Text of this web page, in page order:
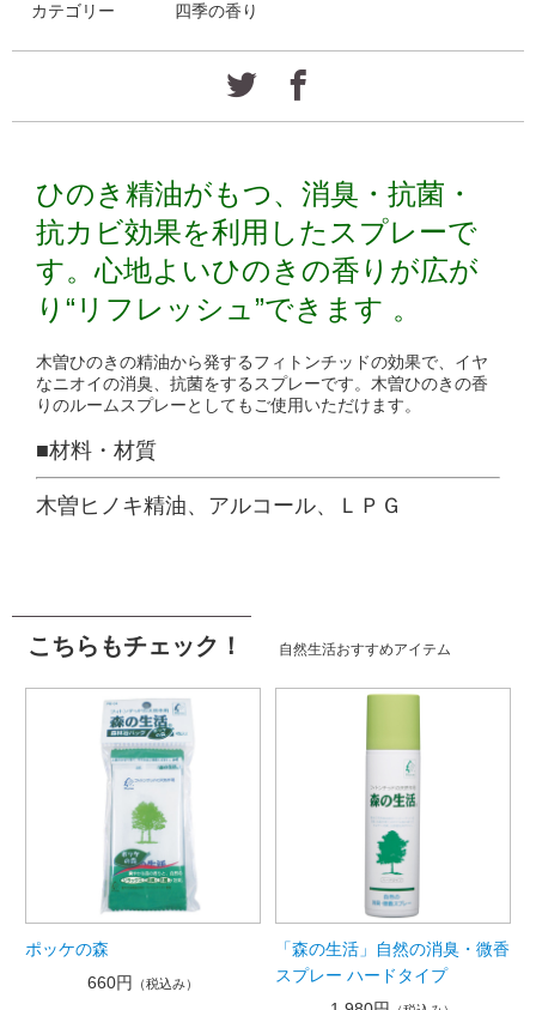
カテゴリー 四季の香り
ひのき精油がもつ、消臭・抗菌・
抗カビ効果を利用したスプレーで
す。心地よいひのきの香りが広が
り“リフレッシュ”できます 。
木曽ひのきの精油から発するフィトンチッドの効果で、イヤ
なニオイの消臭、抗菌をするスプレーです。木曽ひのきの香
りのルームスプレーとしてもご使用いただけます。
■材料・材質
木曽ヒノキ精油、アルコール、ＬＰＧ
こちらもチェック！ 自然生活おすすめアイテム
ポッケの森
660円
（税込み）
「森の生活」自然の消臭・微香
スプレー ハードタイプ